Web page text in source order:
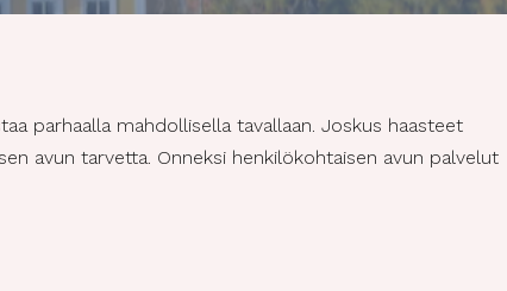
parhaalla mahdollisella tavallaan. Joskus haasteet
avun tarvetta. Onneksi henkilökohtaisen avun palvelut